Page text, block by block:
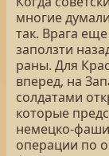
многие
так. Врага
заползти
раны. Для
вперед, на
солдатами
которые
немецко-
операции по